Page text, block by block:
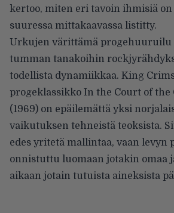
kertoo, miten eri tavoin ihmisiä
suuressa mittakaavassa listitty.
Urkujen värittämä progehuuruilu
tumman tanakoihin
todellista dynamiikkaa. King
progeklassikko In the Court of
(1969) on epäilemättä yksi
vaikutuksen tehneistä teoksista.
edes yritetä mallintaa, vaan levyn
onnistuttu luomaan jotakin omaa
aikaan jotain tutuista aineksista